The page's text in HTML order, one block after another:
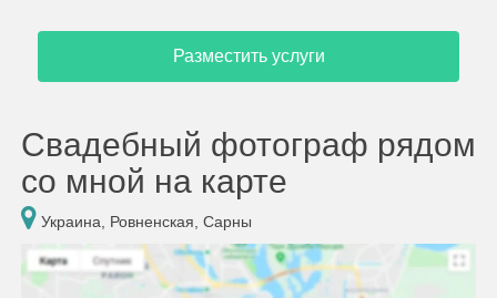
Разместить услуги
Свадебный фотограф рядом
со мной на карте
Украина, Ровненская, Сарны